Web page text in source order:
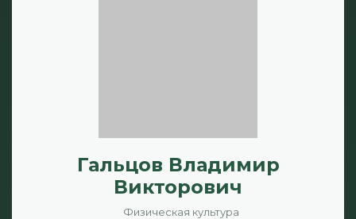
Гальцов Владимир
Викторович
Физическая культура